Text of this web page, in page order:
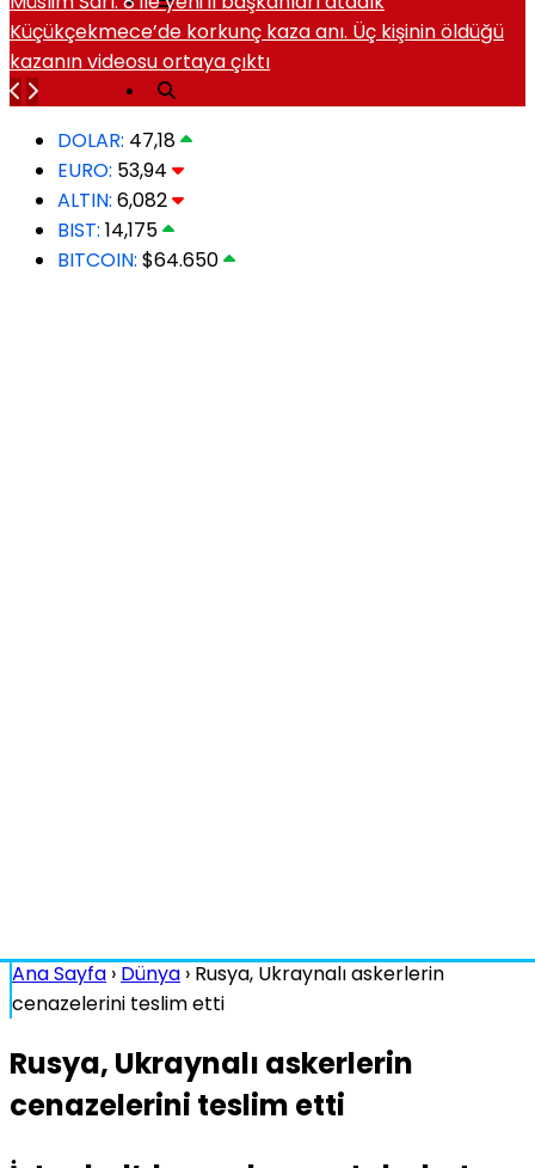
Küçükçekmece’de korkunç kaza anı. Üç kişinin öldüğü
kazanın videosu ortaya çıktı
DOLAR: 47,18
EURO: 53,94
ALTIN: 6,082
BIST: 14,175
BITCOIN: $64.650
Ana Sayfa › Dünya › Rusya, Ukraynalı askerlerin
cenazelerini teslim etti
Rusya, Ukraynalı askerlerin
cenazelerini teslim etti